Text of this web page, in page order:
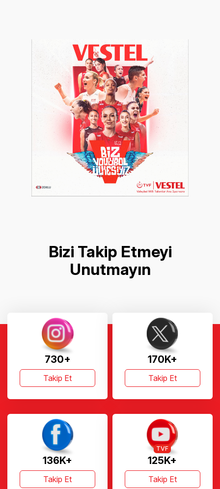
Bizi Takip Etmeyi
Unutmayın
730+
Takip Et
170K+
Takip Et
136K+
Takip Et
125K+
TVF
Takip Et